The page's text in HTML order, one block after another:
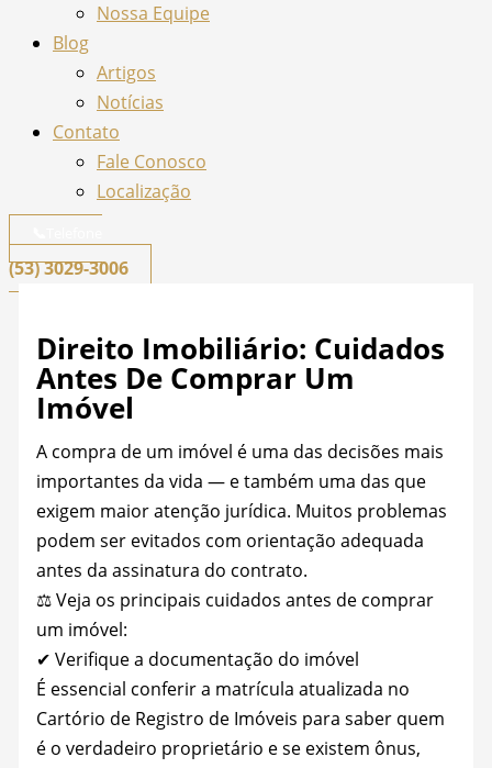
Nossa Equipe
Blog
Artigos
Notícias
Contato
Fale Conosco
Localização
(53) 3029-3006
Direito Imobiliário: Cuidados
Antes De Comprar Um
Imóvel
A compra de um imóvel é uma das decisões mais
importantes da vida — e também uma das que
exigem maior atenção jurídica. Muitos problemas
podem ser evitados com orientação adequada
antes da assinatura do contrato.
⚖️ Veja os principais cuidados antes de comprar
um imóvel:
✔ Verifique a documentação do imóvel
É essencial conferir a matrícula atualizada no
Cartório de Registro de Imóveis para saber quem
é o verdadeiro proprietário e se existem ônus,